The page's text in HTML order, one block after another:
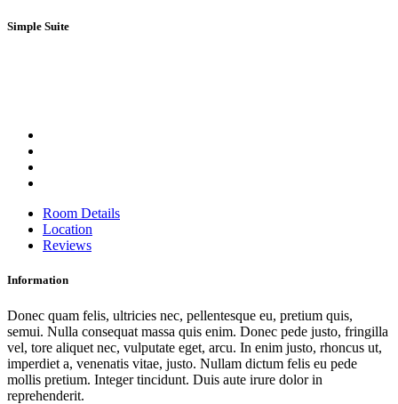
Simple Suite
Room Details
Location
Reviews
Information
Donec quam felis, ultricies nec, pellentesque eu, pretium quis,
semui. Nulla consequat massa quis enim. Donec pede justo, fringilla
vel, tore aliquet nec, vulputate eget, arcu. In enim justo, rhoncus ut,
imperdiet a, venenatis vitae, justo. Nullam dictum felis eu pede
mollis pretium. Integer tincidunt. Duis aute irure dolor in
reprehenderit.